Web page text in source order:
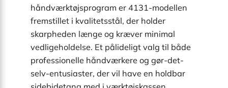
håndværktøjsprogram er 4131-modellen
fremstillet i kvalitetsstål, der holder
skarpheden længe og kræver minimal
vedligeholdelse. Et pålideligt valg til både
professionelle håndværkere og gør-det-
selv-entusiaster, der vil have en holdbar